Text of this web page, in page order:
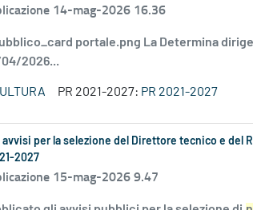
14-mag-2026 16.36
portale.png La Determina
04/2026...
PR 2021-2027: PR 2021-2027
per la selezione del Direttore tecnico e del
2027
15-mag-2026 9.47